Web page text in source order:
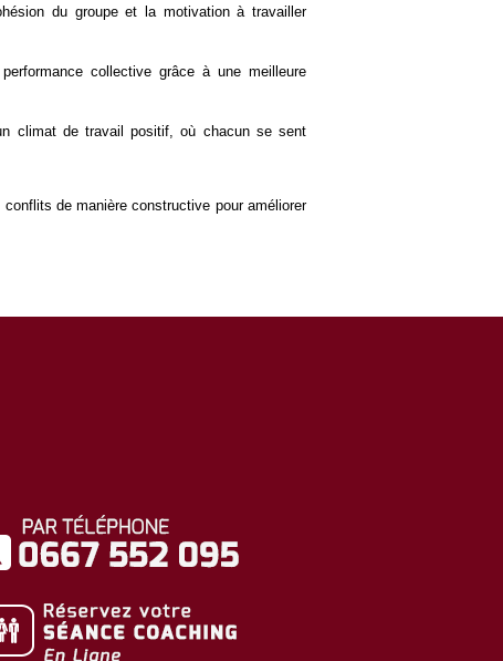
du groupe et la motivation à travailler
collective grâce à une meilleure
climat de travail positif, où chacun se sent
de manière constructive pour améliorer